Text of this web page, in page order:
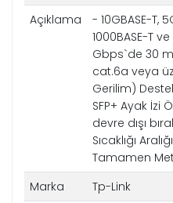
Açıklama
- 10GBASE-T,
1000BASE-T
Gbps`de 30
cat.6a veya
Gerilim)
SFP+ Ayak İzi
devre dışı
Sıcaklığı
Tamamen
Marka
Tp-Link